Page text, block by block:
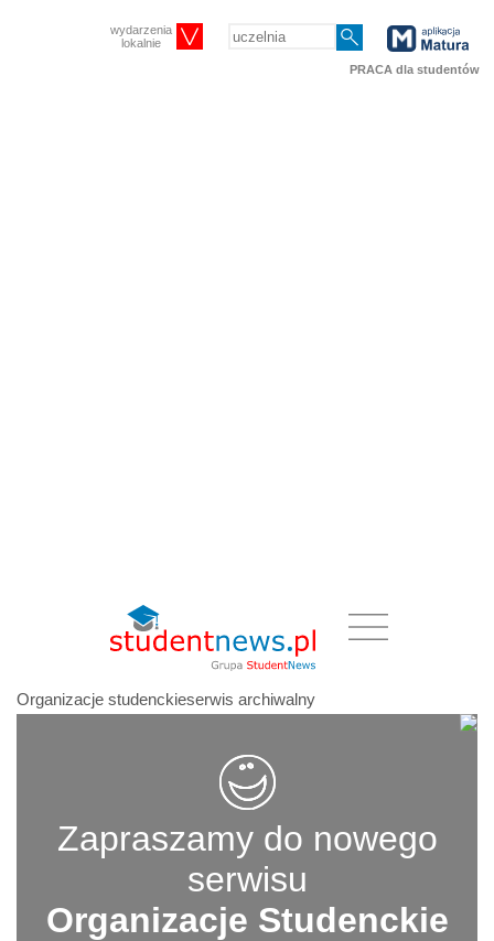
wydarzenia
lokalnie
PRACA dla studentów
Organizacje studenckieserwis archiwalny
Zapraszamy do nowego
serwisu
Organizacje Studenckie